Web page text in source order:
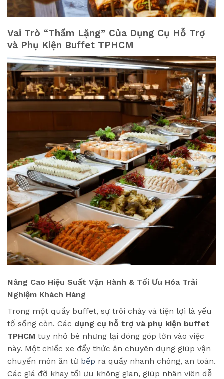
Vai Trò “Thầm Lặng” Của Dụng Cụ Hỗ Trợ
và Phụ Kiện Buffet TPHCM
Nâng Cao Hiệu Suất Vận Hành & Tối Ưu Hóa Trải
Nghiệm Khách Hàng
Trong một quầy buffet, sự trôi chảy và tiện lợi là yếu
tố sống còn. Các dụng cụ hỗ trợ và phụ kiện buffet
TPHCM tuy nhỏ bé nhưng lại đóng góp lớn vào việc
này. Một chiếc xe đẩy thức ăn chuyên dụng giúp vận
chuyển món ăn từ bếp ra quầy nhanh chóng, an toàn.
Các giá đỡ khay tối ưu không gian, giúp nhân viên dễ